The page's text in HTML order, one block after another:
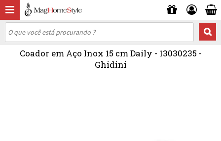
Coador em Aço Inox 15 cm Daily - 13030235 -
Ghidini